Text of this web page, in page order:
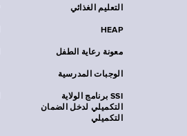
التعليم الغذائي
HEAP
معونة رعاية الطفل
الوجبات المدرسية
SSI برنامج الولاية
التكميلي لدخل الضمان
التكميلي